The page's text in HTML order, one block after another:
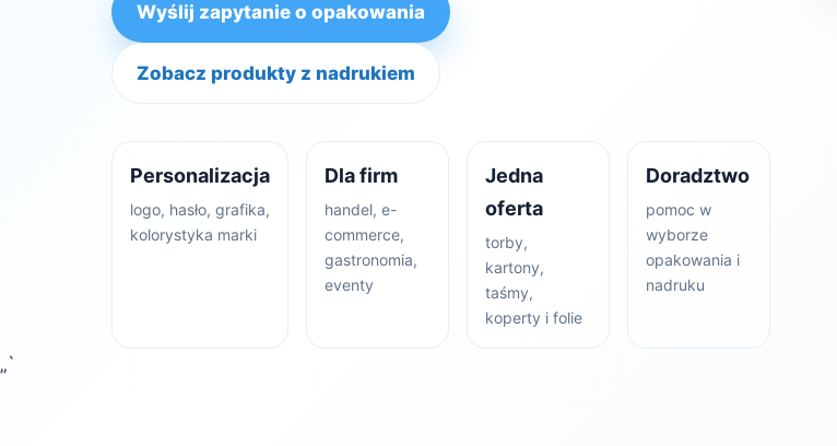
Wyślij zapytanie o opakowania
Zobacz produkty z nadrukiem
Personalizacja
logo, hasło, grafika,
kolorystyka marki
Dla firm
handel, e-
commerce,
gastronomia,
eventy
Jedna
oferta
torby,
kartony,
taśmy,
koperty i folie
Doradztwo
pomoc w
wyborze
opakowania i
nadruku
„`